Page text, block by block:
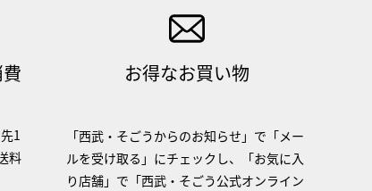
1
料
お得なお買い物
「西武・そごうからのお知らせ」で「メー
ルを受け取る」にチェックし、「お気に入
り店舗」で「西武・そごう公式オンライン